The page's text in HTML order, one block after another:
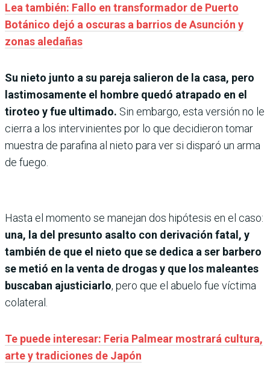
Lea también: Fallo en transformador de Puerto
Botánico dejó a oscuras a barrios de Asunción y
zonas aledañas
Su nieto junto a su pareja salieron de la casa, pero
lastimosamente el hombre quedó atrapado en el
tiroteo y fue ultimado. Sin embargo, esta versión no le
cierra a los intervinientes por lo que decidieron tomar
muestra de parafina al nieto para ver si disparó un arma
de fuego.
Hasta el momento se manejan dos hipótesis en el caso:
una, la del presunto asalto con derivación fatal, y
también de que el nieto que se dedica a ser barbero
se metió en la venta de drogas y que los maleantes
buscaban ajusticiarlo, pero que el abuelo fue víctima
colateral.
Te puede interesar: Feria Palmear mostrará cultura,
arte y tradiciones de Japón